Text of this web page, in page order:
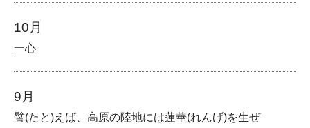
10月
一心
9月
譬(たと)えば、高原の陸地には蓮華(れんげ)を生ぜ